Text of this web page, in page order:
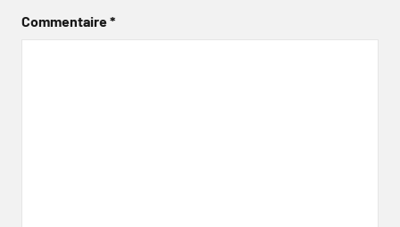
Commentaire*